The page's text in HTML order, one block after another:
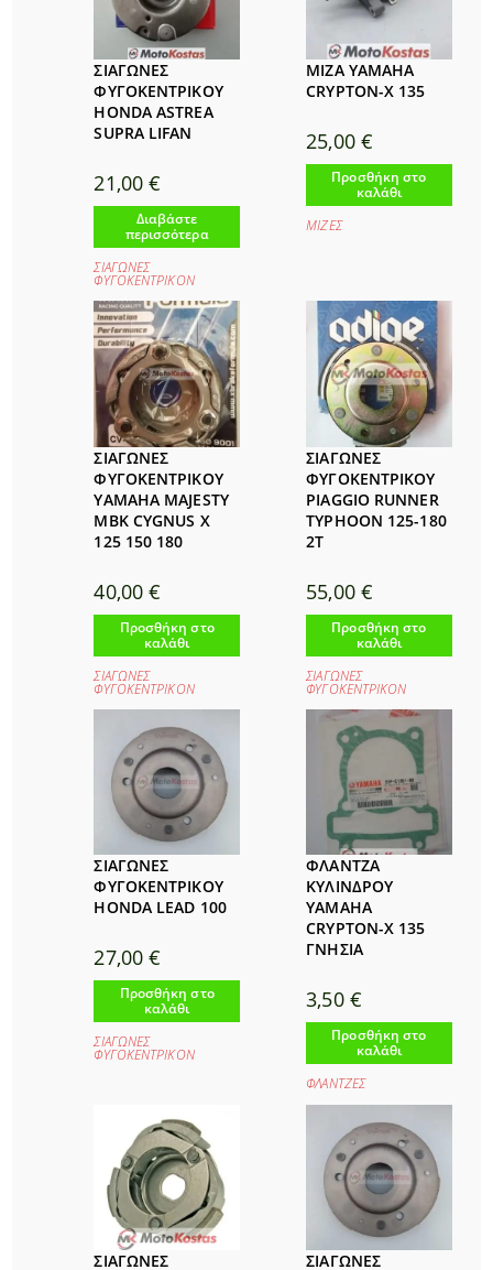
ΣΙΑΓΩΝΕΣ
ΦΥΓΟΚΕΝΤΡΙΚΟΥ
HONDA ASTREA
SUPRA LIFAN
21,00€
Διαβάστε
περισσότερα
ΣΙΑΓΩΝΕΣ
ΦΥΓΟΚΕΝΤΡΙΚΟΝ
ΜΙΖΑ YAMAHA
CRYPTON-X 135
25,00 €
Προσθήκη στο
καλάθι
ΜΙΖΕΣ
ΣΙΑΓΩΝΕΣ
ΦΥΓΟΚΕΝΤΡΙΚΟΥ
YAMAHA MAJESTY
MBK CYGNUS X
125 150 180
40,00€
Προσθήκη στο
καλάθι
ΣΙΑΓΩΝΕΣ
ΦΥΓΟΚΕΝΤΡΙΚΟΝ
ΣΙΑΓΩΝΕΣ
ΦΥΓΟΚΕΝΤΡΙΚΟΥ
PIAGGIO RUNNER
TYPHOON 125-180
2T
55,00 €
Προσθήκη στο
καλάθι
ΣΙΑΓΩΝΕΣ
ΦΥΓΟΚΕΝΤΡΙΚΟΝ
ΣΙΑΓΩΝΕΣ
ΦΥΓΟΚΕΝΤΡΙΚΟΥ
HONDA LEAD 100
27,00€
Προσθήκη στο
καλάθι
ΣΙΑΓΩΝΕΣ
ΦΥΓΟΚΕΝΤΡΙΚΟΝ
ΦΛΑΝΤΖΑ
ΚΥΛΙΝΔΡΟΥ
YAMAHA
CRYPTON-X 135
ΓΝΗΣΙΑ
3,50 €
Προσθήκη στο
καλάθι
ΦΛΑΝΤΖΕΣ
ΣΙΑΓΩΝΕΣ
ΣΙΑΓΩΝΕΣ